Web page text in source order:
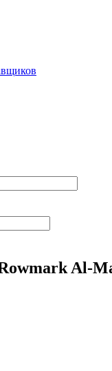
Al-